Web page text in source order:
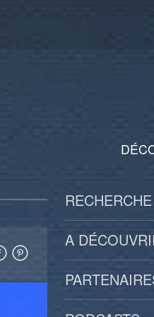
RECHERCHE
A